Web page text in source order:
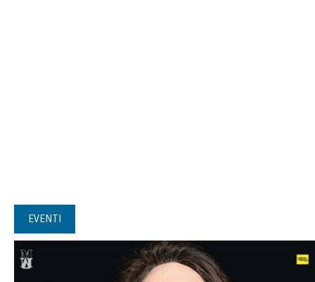
EVENTI